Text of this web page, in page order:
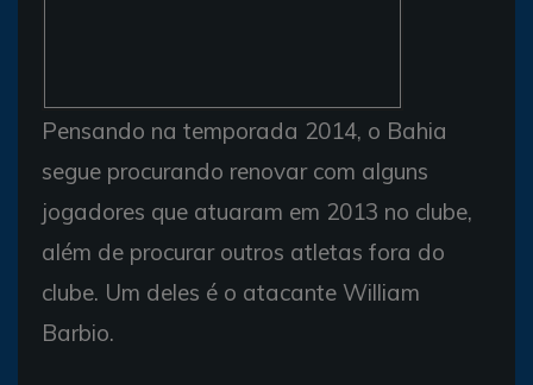
Pensando na temporada 2014, o Bahia
segue procurando renovar com alguns
jogadores que atuaram em 2013 no clube,
além de procurar outros atletas fora do
clube. Um deles é o atacante William
Barbio.